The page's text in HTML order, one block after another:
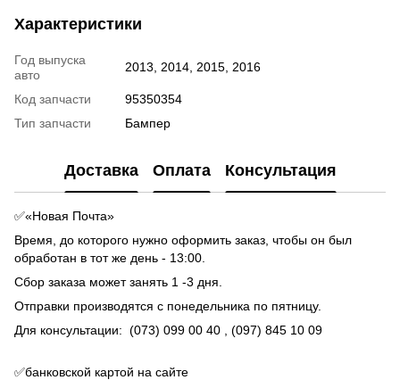
Характеристики
Год выпуска
авто
2013, 2014, 2015, 2016
Код запчасти
95350354
Тип запчасти
Бампер
Доставка Оплата Консультация
✅«Новая Почта»
Время, до которого нужно оформить заказ, чтобы он был
обработан в тот же день - 13:00.
Сбор заказа может занять 1 -3 дня.
Отправки производятся с понедельника по пятницу.
Для консультации: (073) 099 00 40 , (097) 845 10 09
✅банковской картой на сайте